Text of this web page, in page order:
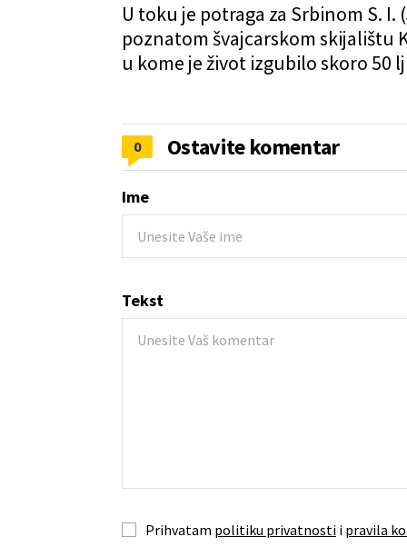
U toku je potraga za Srbinom S.
poznatom švajcarskom skijalištu
u kome je život izgubilo skoro 50
0 Ostavite komentar
Ime
Tekst
Prihvatam politiku privatnosti i pravila